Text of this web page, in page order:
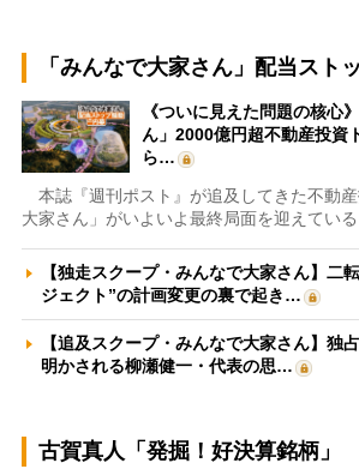
「みんなで大家さん」配当スト
《ついに見えた問題の核心
ん」2000億円超不動産投資
ら…
本誌『週刊ポスト』が追及してきた不動
大家さん」がいよいよ最終局面を迎えている
【独走スクープ・みんなで大家さん】二
ジェクト”の計画変更の裏で起き…
【追及スクープ・みんなで大家さん】独
明かされる柳瀬健一・代表の思…
古賀真人「発掘！好決算銘柄」